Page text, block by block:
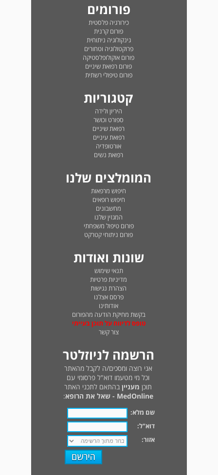
פורומים
כירורגיה פלסטית
פורום קרנית
גינקולוגיה ניתוחית
פרוקטולוגיה וטחורים
פורום אוקולופלסטיקה
פורום רפואת שיניים
פורום טיפולי רשתית
קטגוריות
היריון ולידה
ספורט וכושר
רפואת שיניים
רפואת עיניים
אורטופדיה
רפואת נשים
המומלצים שלנו
חיפוש מרפאות
חיפוש רופאים
מחשבונים
המגזין שלנו
פורום טיפול משפחתי
פורום ניתוחי קטרקט
שונות ואודות
תנאי שימוש
מדיניות פרטיות
הצהרת נגישות
פרסם אצלנו
אודותינו
בקשת מחיקת הודעה מהפורום
טופס לדיווח על תוכן בעייתי
צור קשר
הרשמה לניוזלטר
אני רוצה ומסכים/ה לקבל מהאתר
וכל מי מטעמו דוא"ל פרסומי עם
תוכן מעניין בהתאם לתכני האתר
MedOnline - שאל את הרופא
:
שם מלא:
דוא"ל:
אזור: